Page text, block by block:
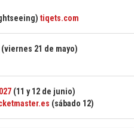
tiqets.com
(viernes 21 de mayo)
(11 y 12 de junio)
(sábado 12)